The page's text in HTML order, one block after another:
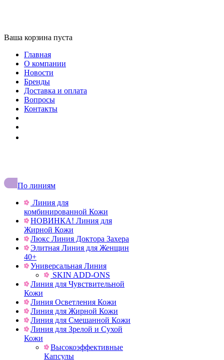
Ваша корзина пуста
Главная
О компании
Новости
Бренды
Доставка и оплата
Вопросы
Контакты
По линиям
Линия для
комбинированной Кожи
НОВИНКА! Линия для
Жирной Кожи
Люкс Линия Доктора Захера
Элитная Линия для Женщин
40+
Универсальная Линия
SKIN ADD-ОNS
Линия для Чувствительной
Кожи
Линия Осветления Кожи
Линия для Жирной Кожи
Линия для Смешанной Кожи
Линия для Зрелой и Сухой
Кожи
Высокоэффективные
Капсулы